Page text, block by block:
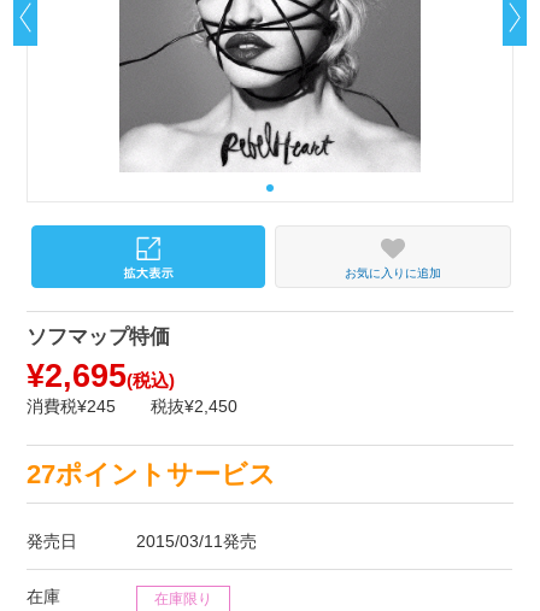
お気に入りに追加
ソフマップ特価
¥2,695(税込)
消費税¥245 税抜¥2,450
27ポイントサービス
発売日 2015/03/11発売
在庫 在庫限り